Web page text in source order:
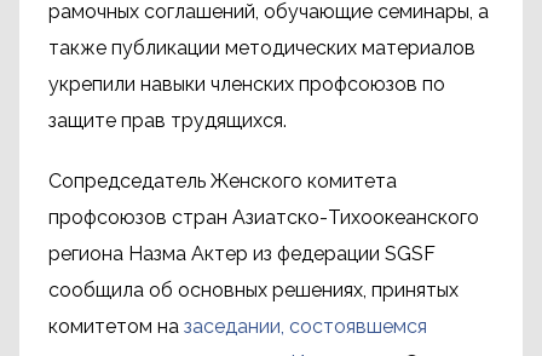
рамочных соглашений, обучающие семинары, а
также публикации методических материалов
укрепили навыки членских профсоюзов по
защите прав трудящихся.
Сопредседатель Женского комитета
профсоюзов стран Азиатско-Тихоокеанского
региона Назма Актер из федерации SGSF
сообщила об основных решениях, принятых
комитетом на заседании, состоявшемся